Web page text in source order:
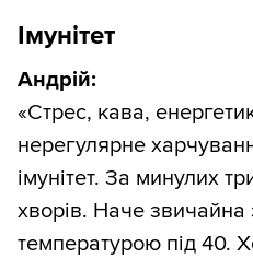
Імунітет
Андрій:
«Стрес, кава,
нерегулярне
імунітет. За минулих
хворів. Наче звичайна
температурою під 40.